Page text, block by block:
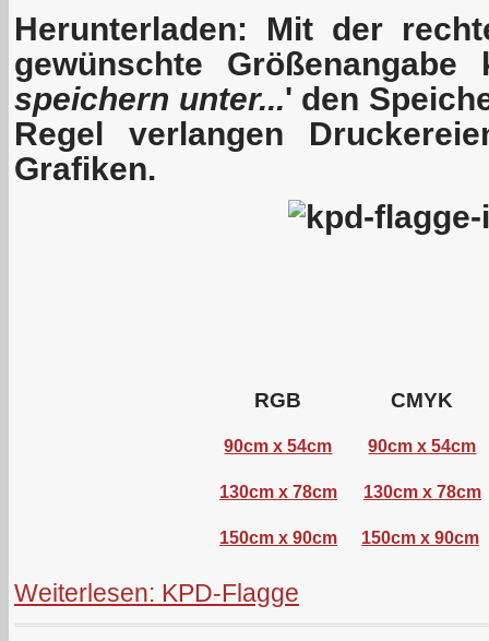
Herunterladen: Mit der
gewünschte
speichern unter...' den
Regel verlangen
Grafiken.
RGB CMYK
90cm x 54cm 90cm x 54cm
130cm x 78cm 130cm x 78cm
150cm x 90cm 150cm x 90cm
Weiterlesen: KPD-Flagge